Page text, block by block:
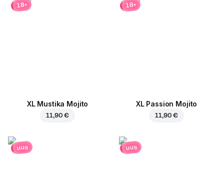
18+
XL Mustika Mojito
11,90 €
18+
XL Passion Mojito
11,90 €
uus uus